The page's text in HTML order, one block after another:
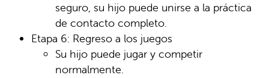
seguro, su hijo puede unirse a la práctica
de contacto completo.
Etapa 6: Regreso a los juegos
Su hijo puede jugar y competir
normalmente.